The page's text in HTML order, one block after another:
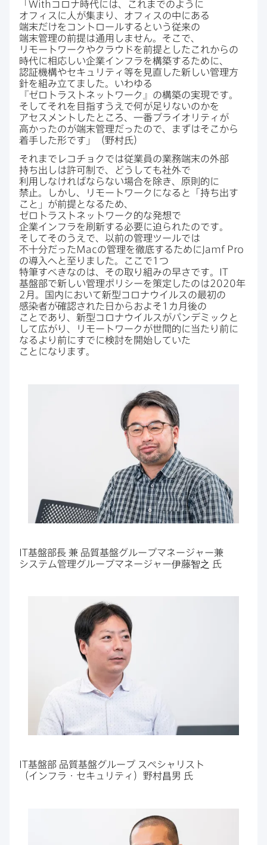
「Withコロナ時代には、​これまでのように​
オフィスに​人が​集まり、​オフィスの​中に​ある​
端末だけを​コントロールすると​いう​従来の​
端末管理の​前提は​通用しません。​そこで、​
リモートワークや​クラウドを​前提とした​これからの​
時代に​相応しい​企業インフラを​構築する​ために、​
認証機構や​セキュリティ等を​見直した​新しい​管理方​
針を​組み立てました。​いわゆる​
『ゼロトラストネットワーク』の​構築の​実現です。​
そして​それを​目指すうえで​何が​足りないのかを​
アセスメントした​ところ、​一番プライオリティが​
高かったのが​端末管理だったので、​まずは​そこから​
着手した形です」​（野村氏）
それまで​レコチョクでは​従業員の​業務端末の​外部​
持ち出しは​許可制で、​どうしても​社外で​
利用しなければならない​場合を​除き、​原則的に​
禁止。​しかし、​リモートワークに​なると​「持ち出す​
こと」が​前提と​なる​ため、​
ゼロトラストネットワーク的な​発想で​
企業インフラを​刷新する​必要に​迫られたのです。​
そして​そのうえで、​以前の​管理ツールでは​
不十分だったMacの​管理を​徹底する​ために Jamf Pro
の​導入へと​至りました。​ここで1 つ​
特筆すべきなのは、​その​取り組みの​早さです。
IT
基盤部で​新しい​管理ポリシーを​策定したのは2020年
2 月。​国内に​おいて​新型コロナウイルスの​最初の​
感染者が​確認された​日から​およそ 1 カ月後の​
ことであり、​新型コロナウイルスが​パンデミックと​
して​広がり、​リモートワークが​世間的に​当たり前に​
なるより​前に​すでに​検討を​開始していた​
ことになります。
IT基盤部長 兼 品質基盤グループマネージャー兼
システム管理グループマネージャー伊藤智之 氏
IT基盤部 品質基盤グループ スペシャリスト​
（インフラ・セキュリティ）​野村昌男 氏